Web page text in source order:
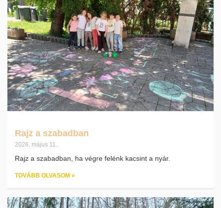
Rajz a szabadban
2026. május 11.
Rajz a szabadban, ha végre felénk kacsint a nyár.
TOVÁBB OLVASOM »